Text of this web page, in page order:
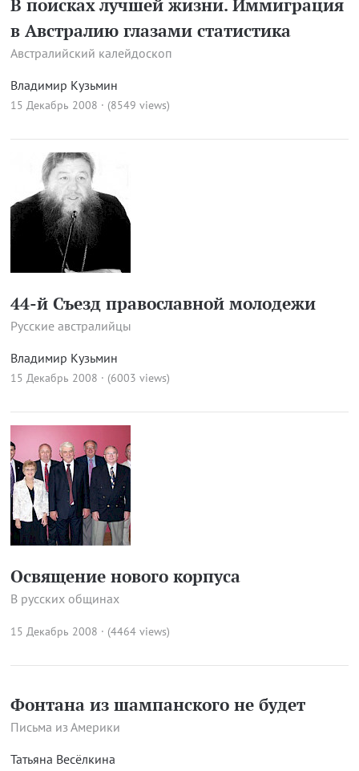
В поисках лучшей жизни. Иммиграция
в Австралию глазами статистика
Австралийский калейдоскоп
Владимир Кузьмин
15 Декабрь 2008 · (8549 views)
44-й Съезд православной молодежи
Русские австралийцы
Владимир Кузьмин
15 Декабрь 2008 · (6003 views)
Освящение нового корпуса
В русских общинах
15 Декабрь 2008 · (4464 views)
Фонтана из шампанского не будет
Письма из Америки
Татьяна Весёлкина